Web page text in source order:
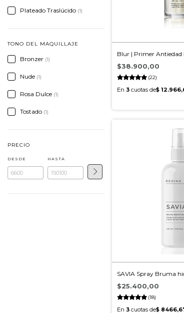
Plateado Traslúcido (1)
TONO DEL MAQUILLAJE
Bronzer (1)
Nude (1)
Rosa Dulce (1)
Tostado (1)
PRECIO
DESDE HASTA
Blur | Primer Antiedad
(22)
$38.900,00
SAVIA Spray Bruma
(18)
$25.400,00